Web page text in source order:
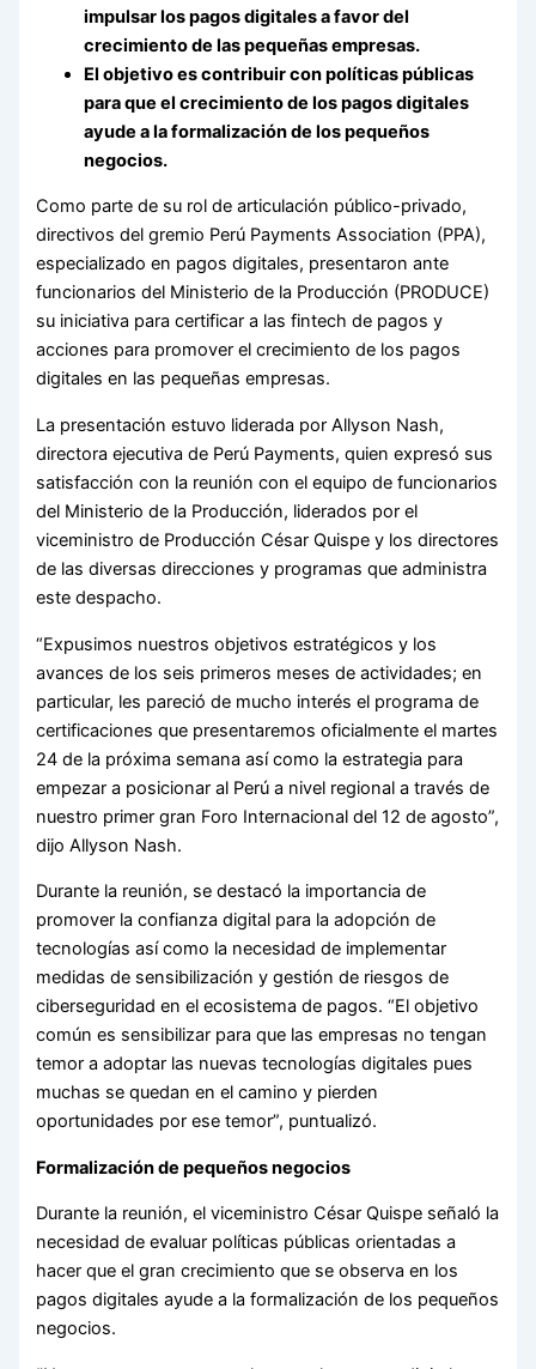
impulsar los pagos digitales a favor del
crecimiento de las pequeñas empresas.
El objetivo es contribuir con políticas públicas
para que el crecimiento de los pagos digitales
ayude a la formalización de los pequeños
negocios.
Como parte de su rol de articulación público-privado,
directivos del gremio Perú Payments Association (PPA),
especializado en pagos digitales, presentaron ante
funcionarios del Ministerio de la Producción (PRODUCE)
su iniciativa para certificar a las fintech de pagos y
acciones para promover el crecimiento de los pagos
digitales en las pequeñas empresas.
La presentación estuvo liderada por Allyson Nash,
directora ejecutiva de Perú Payments, quien expresó sus
satisfacción con la reunión con el equipo de funcionarios
del Ministerio de la Producción, liderados por el
viceministro de Producción César Quispe y los directores
de las diversas direcciones y programas que administra
este despacho.
“Expusimos nuestros objetivos estratégicos y los
avances de los seis primeros meses de actividades; en
particular, les pareció de mucho interés el programa de
certificaciones que presentaremos oficialmente el martes
24 de la próxima semana así como la estrategia para
empezar a posicionar al Perú a nivel regional a través de
nuestro primer gran Foro Internacional del 12 de agosto”,
dijo Allyson Nash.
Durante la reunión, se destacó la importancia de
promover la confianza digital para la adopción de
tecnologías así como la necesidad de implementar
medidas de sensibilización y gestión de riesgos de
ciberseguridad en el ecosistema de pagos. “El objetivo
común es sensibilizar para que las empresas no tengan
temor a adoptar las nuevas tecnologías digitales pues
muchas se quedan en el camino y pierden
oportunidades por ese temor”, puntualizó.
Formalización de pequeños negocios
Durante la reunión, el viceministro César Quispe señaló la
necesidad de evaluar políticas públicas orientadas a
hacer que el gran crecimiento que se observa en los
pagos digitales ayude a la formalización de los pequeños
negocios.